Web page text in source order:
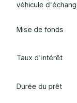
véhicule
Mise de fonds
Taux d'intérêt
Durée du prêt